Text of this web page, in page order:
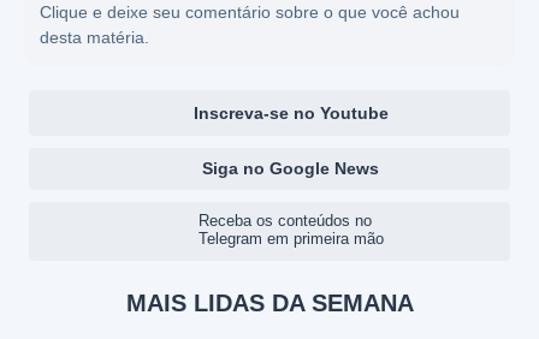
Clique e deixe seu comentário sobre o que você achou
desta matéria.
Inscreva-se no Youtube
Siga no Google News
Receba os conteúdos no
Telegram em primeira mão
MAIS LIDAS DA SEMANA